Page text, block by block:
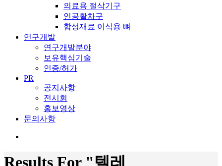
의료용 절삭기구
인공활차구
합성재료 이식용 뼈
연구개발
연구개발분야
보유핵심기술
인증/허가
PR
공지사항
전시회
홍보영상
문의사항
Results For "텔레